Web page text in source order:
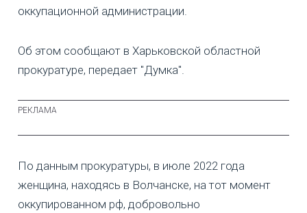
оккупационной администрации.
Об этом сообщают в Харьковской областной
прокуратуре, передает "Думка".
По данным прокуратуры, в июле 2022 года
женщина, находясь в Волчанске, на тот момент
оккупированном рф, добровольно